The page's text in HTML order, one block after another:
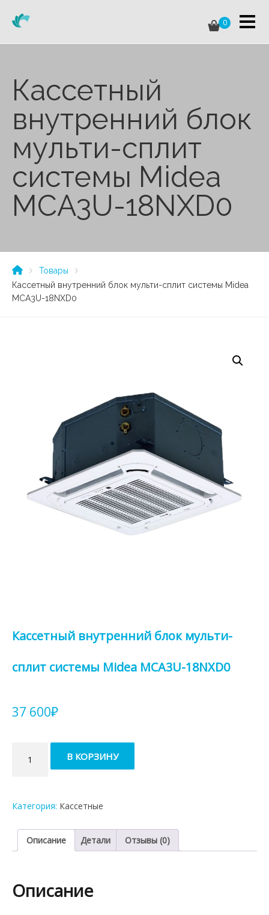
0
Кассетный
внутренний блок
мульти-сплит
системы Midea
MCA3U-18NXD0
Товары
Кассетный внутренний блок мульти-сплит системы Midea
MCA3U-18NXD0
Кассетный внутренний блок мульти-
сплит системы Midea MCA3U-18NXD0
37 600₽
товара
Кассетный
мульти-
системы
Midea
В КОРЗИНУ
Категория: Кассетные
Описание Детали Отзывы (0)
Описание